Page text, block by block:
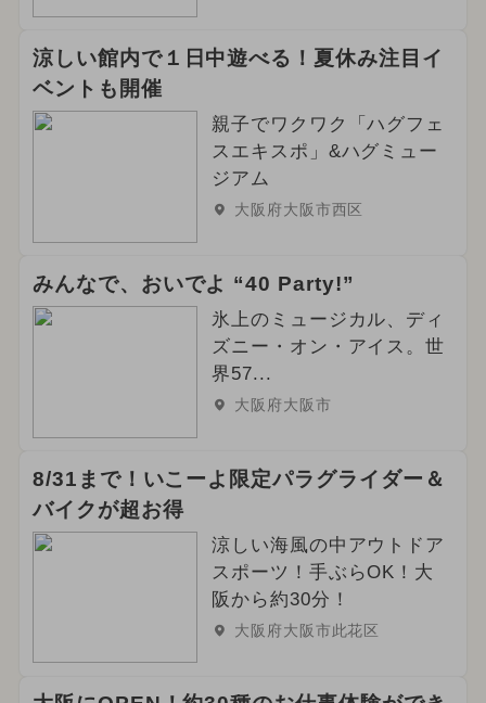
涼しい館内で１日中遊べる！夏休み注目イ
ベントも開催
親子でワクワク「ハグフェ
スエキスポ」&ハグミュー
ジアム
大阪府大阪市西区
みんなで、おいでよ “40 Party!”
氷上のミュージカル、ディ
ズニー・オン・アイス。世
界57...
大阪府大阪市
8/31まで！いこーよ限定パラグライダー＆
バイクが超お得
涼しい海風の中アウトドア
スポーツ！手ぶらOK！大
阪から約30分！
大阪府大阪市此花区